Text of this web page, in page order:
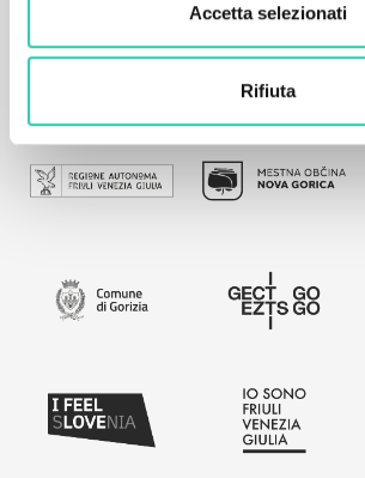
Accetta selezionati
Rifiuta